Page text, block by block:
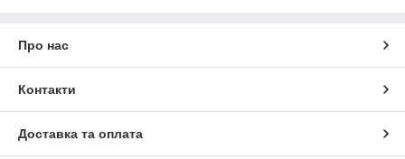
Про нас
Контакти
Доставка та оплата